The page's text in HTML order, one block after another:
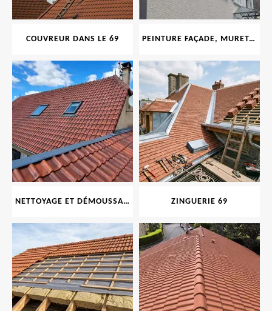
COUVREUR DANS LE 69 PEINTURE FAÇADE, MURET, TOITURE, BOISERIE, FERRONERIE, GOUTTIÈRE 69
NETTOYAGE ET DÉMOUSSAGE DE TOITURE ET FAÇADE 69 ZINGUERIE 69